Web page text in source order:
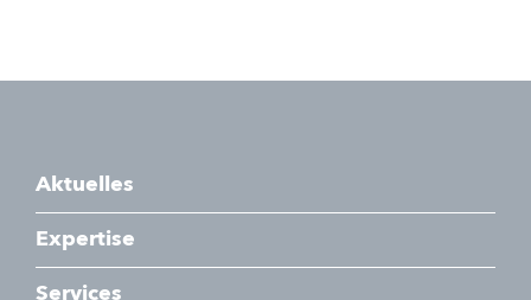
Aktuelles
Expertise
Services